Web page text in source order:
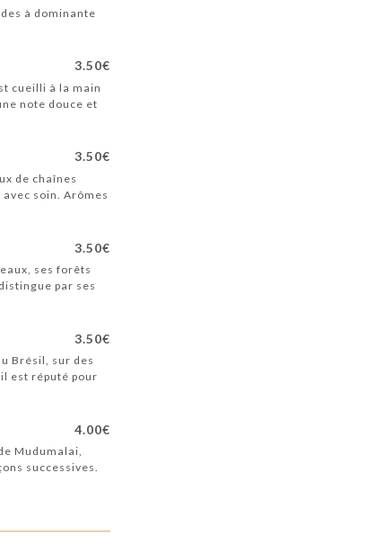
à dominante
3.50€
cueilli à la main
note douce et
3.50€
de chaînes
soin. Arômes
3.50€
ses forêts
par ses
3.50€
Brésil, sur des
est réputé pour
4.00€
Mudumalai,
successives.